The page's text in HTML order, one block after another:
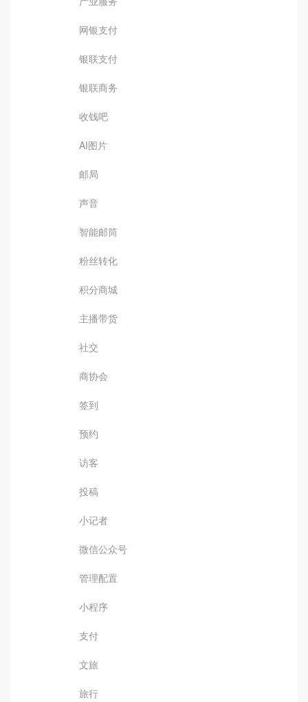
网银支付
银联支付
银联商务
收钱吧
AI图片
邮局
声音
智能邮筒
粉丝转化
积分商城
主播带货
社交
商协会
签到
预约
访客
投稿
小记者
微信公众号
管理配置
小程序
支付
文旅
旅行